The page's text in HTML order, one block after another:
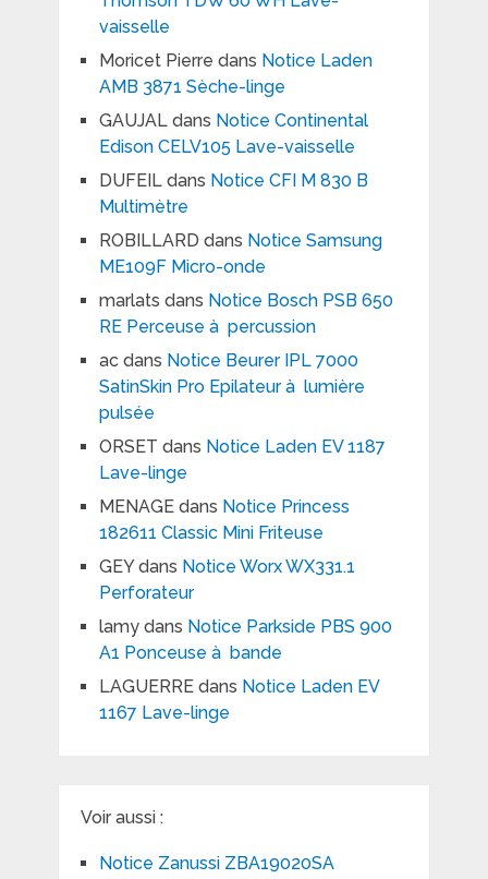
vaisselle
Moricet Pierre dans Notice Laden
AMB 3871 Sèche-linge
GAUJALdans Notice Continental
Edison CELV105 Lave-vaisselle
DUFEILdans Notice CFI M 830 B
Multimètre
ROBILLARD dans Notice Samsung
ME109F Micro-onde
marlats dans Notice Bosch PSB 650
RE Perceuse à percussion
acdans Notice Beurer IPL 7000
SatinSkin Pro Epilateur à lumière
pulsée
ORSET dans Notice Laden EV 1187
Lave-linge
MENAGEdans Notice Princess
182611 Classic Mini Friteuse
GEYdans Notice Worx WX331.1
Perforateur
lamydans Notice Parkside PBS 900
A1 Ponceuse à bande
LAGUERREdans Notice Laden EV
1167 Lave-linge
Voir aussi :
Notice Zanussi ZBA19020SA